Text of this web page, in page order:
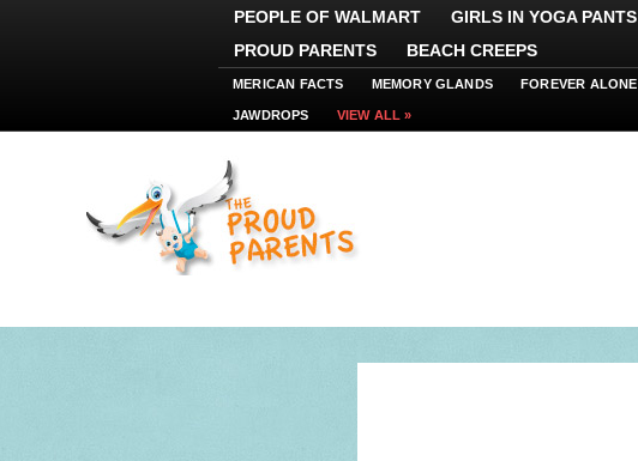
PEOPLE OF WALMART GIRLS IN YOGA PANTS
PROUD PARENTS
BEACH CREEPS
MERICAN FACTS MEMORY GLANDS FOREVER ALONE
JAWDROPS VIEW ALL »